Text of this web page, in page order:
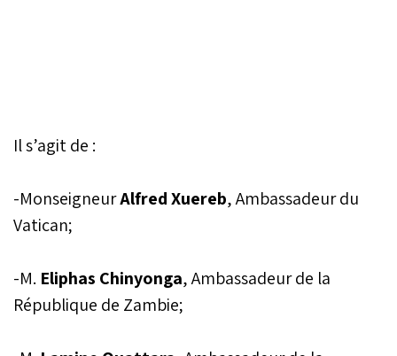
Il s’agit de :
-MonseigneurAlfred Xuereb, Ambassadeur du
Vatican;
-M. Eliphas Chinyonga, Ambassadeur de la
République de Zambie;